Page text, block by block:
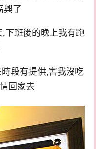
興了
下班後的晚上我有跑
段有提供,害我沒吃
回家去